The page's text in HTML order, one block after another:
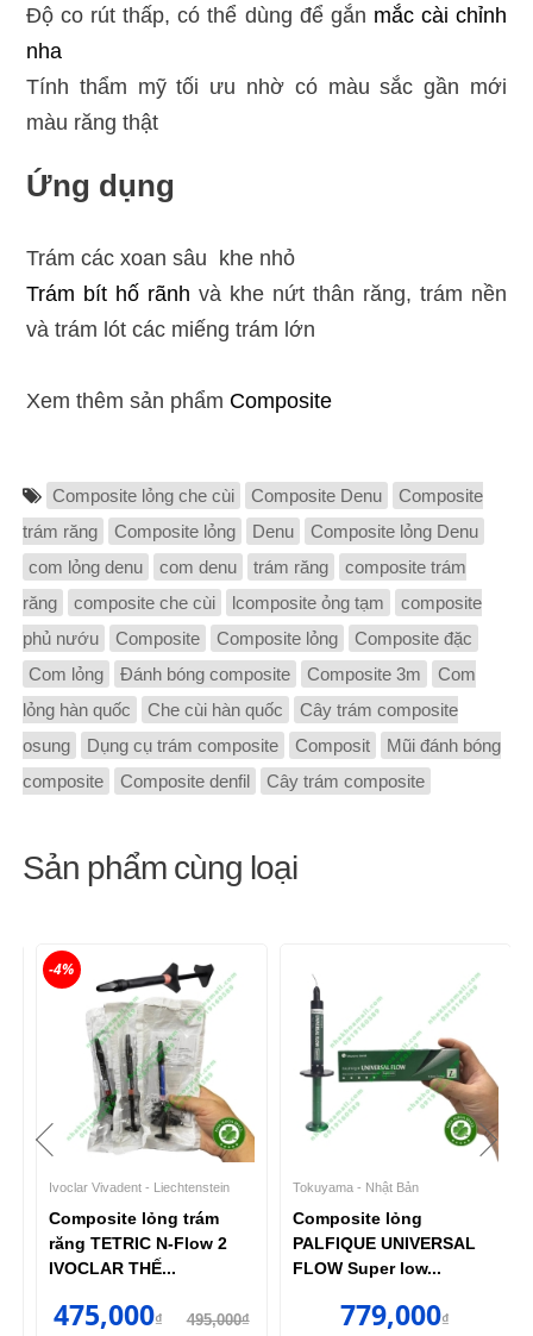
Độ co rút thấp, có thể dùng để gắn mắc cài chỉnh
nha
Tính thẩm mỹ tối ưu nhờ có màu sắc gần mới
màu răng thật
Ứng dụng
Trám các xoan sâu khe nhỏ
Trám bít hố rãnh và khe nứt thân răng, trám nền
và trám lót các miếng trám lớn
Xem thêm sản phẩm Composite
Composite lỏng che cùi Composite Denu
Composite
trám răng
Composite lỏng Denu
Composite lỏng Denu
com lỏng denu
com denu trám răng
composite trám
răng
composite che cùi lcomposite ỏng tạm
composite
phủ nướu
Composite Composite lỏng
Composite đặc
Com lỏng
Đánh bóng composite Composite 3m
Com
lỏng hàn quốc
Che cùi hàn quốc
Cây trám composite
osung
Dụng cụ trám composite Composit
Mũi đánh bóng
composite
Composite denfil Cây trám composite
Sản phẩm cùng loại
Ivoclar Vivadent - Liechtenstein
Composite lỏng trám
răng TETRIC N-Flow 2
IVOCLAR THẾ...
475,000₫495,000₫
-4%
Tokuyama - Nhật Bản
Composite lỏng
PALFIQUE UNIVERSAL
FLOW Super low...
779,000₫